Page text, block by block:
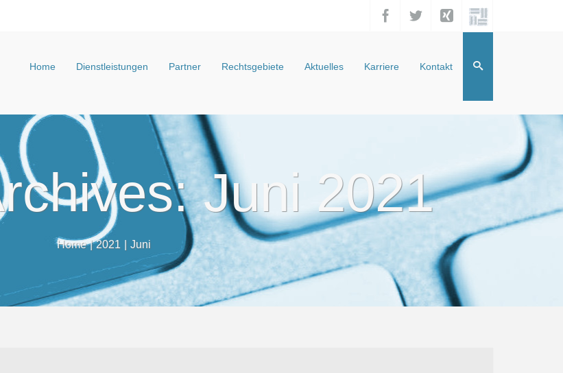
Home Dienstleistungen Partner Rechtsgebiete Aktuelles Karriere Kontakt
Juni 2021
Home | 2021 | Juni